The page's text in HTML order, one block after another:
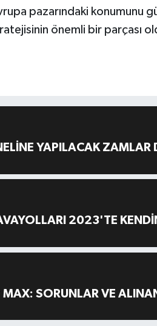
pazarındaki konumunu
önemli bir parçası
YAPILACAK ZAMLAR
2023'TE
SORUNLAR VE